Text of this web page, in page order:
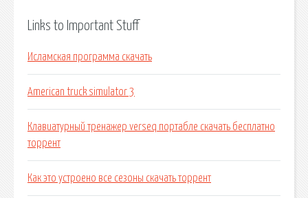
Links to Important Stuff
Исламская программа скачать
American truck simulator 3
Клавиатурный тренажер verseq портабле скачать бесплатно
торрент
Как это устроено все сезоны скачать торрент